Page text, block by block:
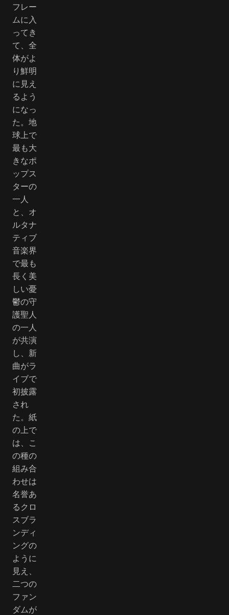
フレー
ムに入
ってき
て、全
体がよ
り鮮明
に見え
るよう
になっ
た。地
球上で
最も大
きなポ
ップス
ターの
一人
と、オ
ルタナ
ティブ
音楽界
で最も
長く美
しい憂
鬱の守
護聖人
の一人
が共演
し、新
曲がラ
イブで
初披露
され
た。紙
の上で
は、こ
の種の
組み合
わせは
名誉あ
るクロ
スブラ
ンディ
ングの
ように
見え、
二つの
ファン
ダムが